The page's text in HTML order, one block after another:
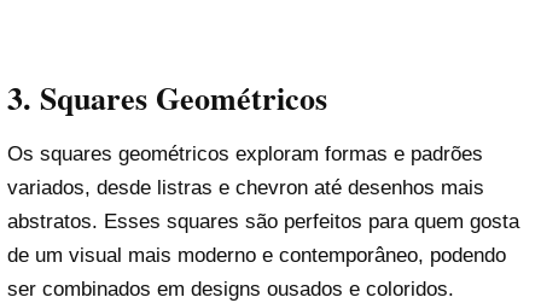
3. Squares Geométricos
Os squares geométricos exploram formas e padrões
variados, desde listras e chevron até desenhos mais
abstratos. Esses squares são perfeitos para quem gosta
de um visual mais moderno e contemporâneo, podendo
ser combinados em designs ousados e coloridos.